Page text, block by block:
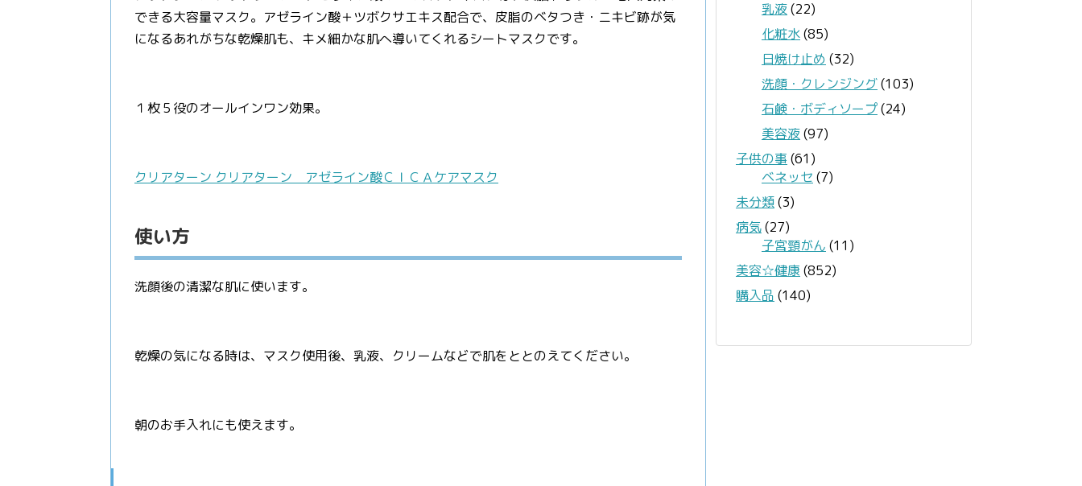
できる大容量マスク。アゼライン酸＋ツボクサエキス配合で、皮脂のベタつき・ニキビ跡が気
になるあれがちな乾燥肌も、キメ細かな肌へ導いてくれるシートマスクです。
１枚５役のオールインワン効果。
クリアターン クリアターン アゼライン酸ＣＩＣＡケアマスク
使い方
洗顔後の清潔な肌に使います。
乾燥の気になる時は、マスク使用後、乳液、クリームなどで肌をととのえてください。
朝のお手入れにも使えます。
乳液(22)
化粧水(85)
日焼け止め (32)
洗顔・クレンジング(103)
石鹸・ボディソープ(24)
美容液(97)
子供の事 (61)
ベネッセ (7)
未分類(3)
病気(27)
子宮頸がん (11)
美容☆健康(852)
購入品 (140)